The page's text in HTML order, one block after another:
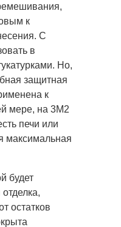
к
С
в
Но,
защитная
к
мере, на 3M2
печи или
максимальная
будет
остатков